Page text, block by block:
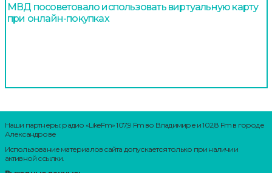
МВД посоветовало использовать виртуальную карту
при онлайн-покупках
Наши партнеры: радио «LikeFm» 107,9 Fm во Владимире и 102,8 Fm в городе
Александрове
Использование материалов сайта допускается только при наличии
активной ссылки.